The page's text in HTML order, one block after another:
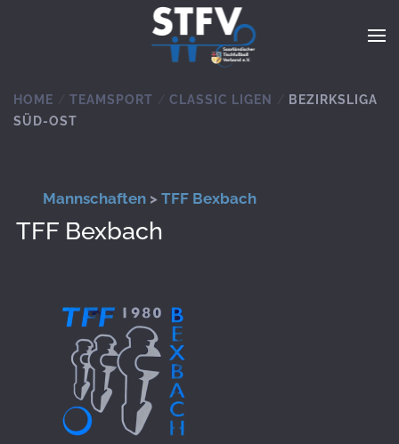
Zum Hauptinhalt springen
HOME TEAMSPORT CLASSIC LIGEN
BEZIRKSLIGA
SÜD-OST
Mannschaften > TFF Bexbach
TFF Bexbach